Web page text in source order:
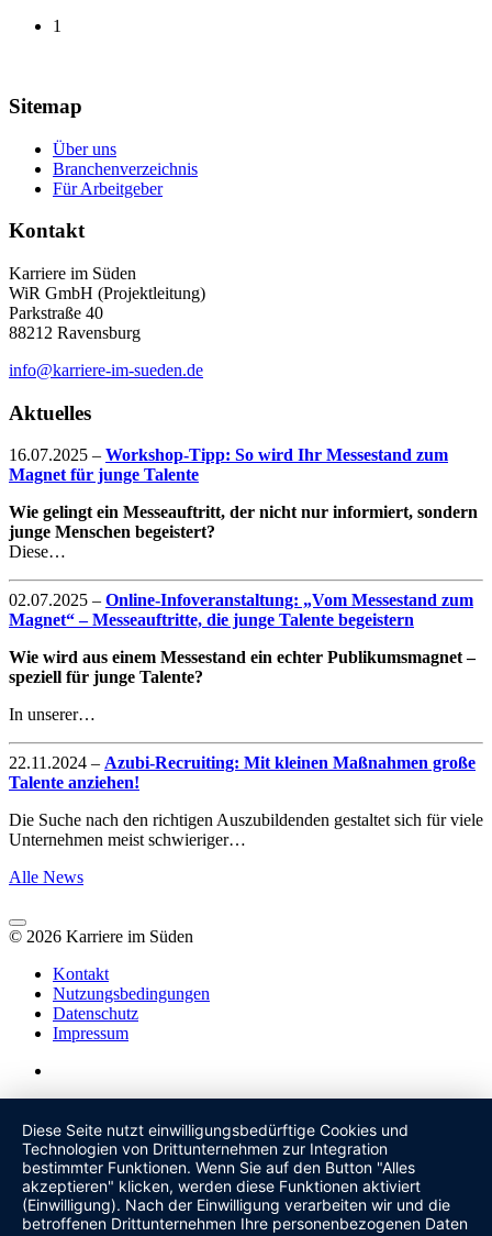
1
Sitemap
Über uns
Branchenverzeichnis
Für Arbeitgeber
Kontakt
Karriere im Süden
WiR GmbH (Projektleitung)
Parkstraße 40
88212 Ravensburg
info@karriere-im-sueden.de
Aktuelles
16.07.2025 – Workshop-Tipp: So wird Ihr Messestand zum
Magnet für junge Talente
Wie gelingt ein Messeauftritt, der nicht nur informiert, sondern
junge Menschen begeistert?
Diese…
02.07.2025 – Online-Infoveranstaltung: „Vom Messestand zum
Magnet“ – Messeauftritte, die junge Talente begeistern
Wie wird aus einem Messestand ein echter Publikumsmagnet –
speziell für junge Talente?
In unserer…
22.11.2024 – Azubi-Recruiting: Mit kleinen Maßnahmen große
Talente anziehen!
Die Suche nach den richtigen Auszubildenden gestaltet sich für viele
Unternehmen meist schwieriger…
Alle News
© 2026 Karriere im Süden
Kontakt
Nutzungsbedingungen
Datenschutz
Impressum
Diese Seite nutzt einwilligungsbedürftige Cookies und
Technologien von Drittunternehmen zur Integration
bestimmter Funktionen. Wenn Sie auf den Button "Alles
akzeptieren" klicken, werden diese Funktionen aktiviert
(Einwilligung). Nach der Einwilligung verarbeiten wir und die
betroffenen Drittunternehmen Ihre personenbezogenen Daten